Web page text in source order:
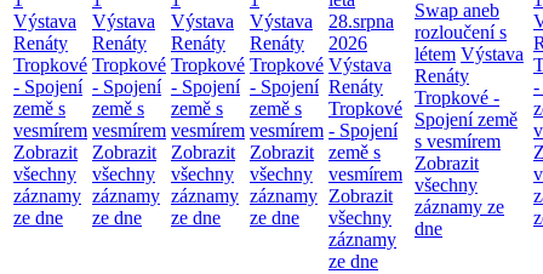
Výstava
Renáty
Tropkové
- Spojení
země s
vesmírem
Zobrazit
všechny
záznamy
ze dne
Výstava
Renáty
Tropkové
- Spojení
země s
vesmírem
Zobrazit
všechny
záznamy
ze dne
Výstava
Renáty
Tropkové
- Spojení
země s
vesmírem
Zobrazit
všechny
záznamy
ze dne
Výstava
Renáty
Tropkové
- Spojení
země s
vesmírem
Zobrazit
všechny
záznamy
ze dne
28.srpna
2026
Výstava
Renáty
Tropkové
- Spojení
země s
vesmírem
Zobrazit
všechny
záznamy
ze dne
Swap aneb
rozloučení s
létem Výstava
Renáty
Tropkové -
Spojení země
s vesmírem
Zobrazit
všechny
záznamy ze
dne
-